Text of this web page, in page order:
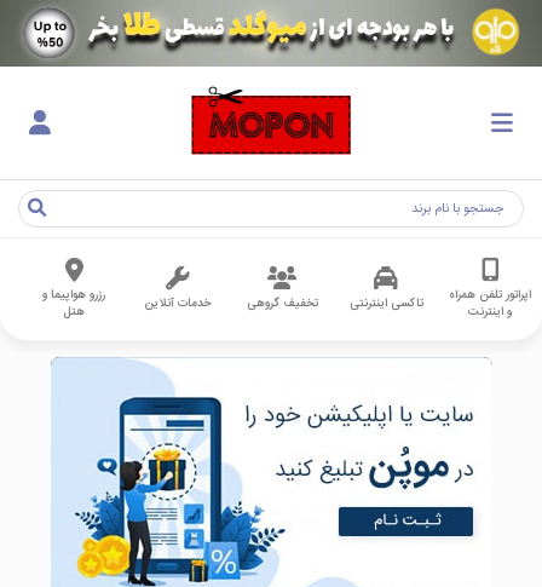
اپراتور تلفن همراه
و اینترنت
تاکسی اینترنتی تخفیف گروهی خدمات آنلاین
رزرو هواپیما و
هتل